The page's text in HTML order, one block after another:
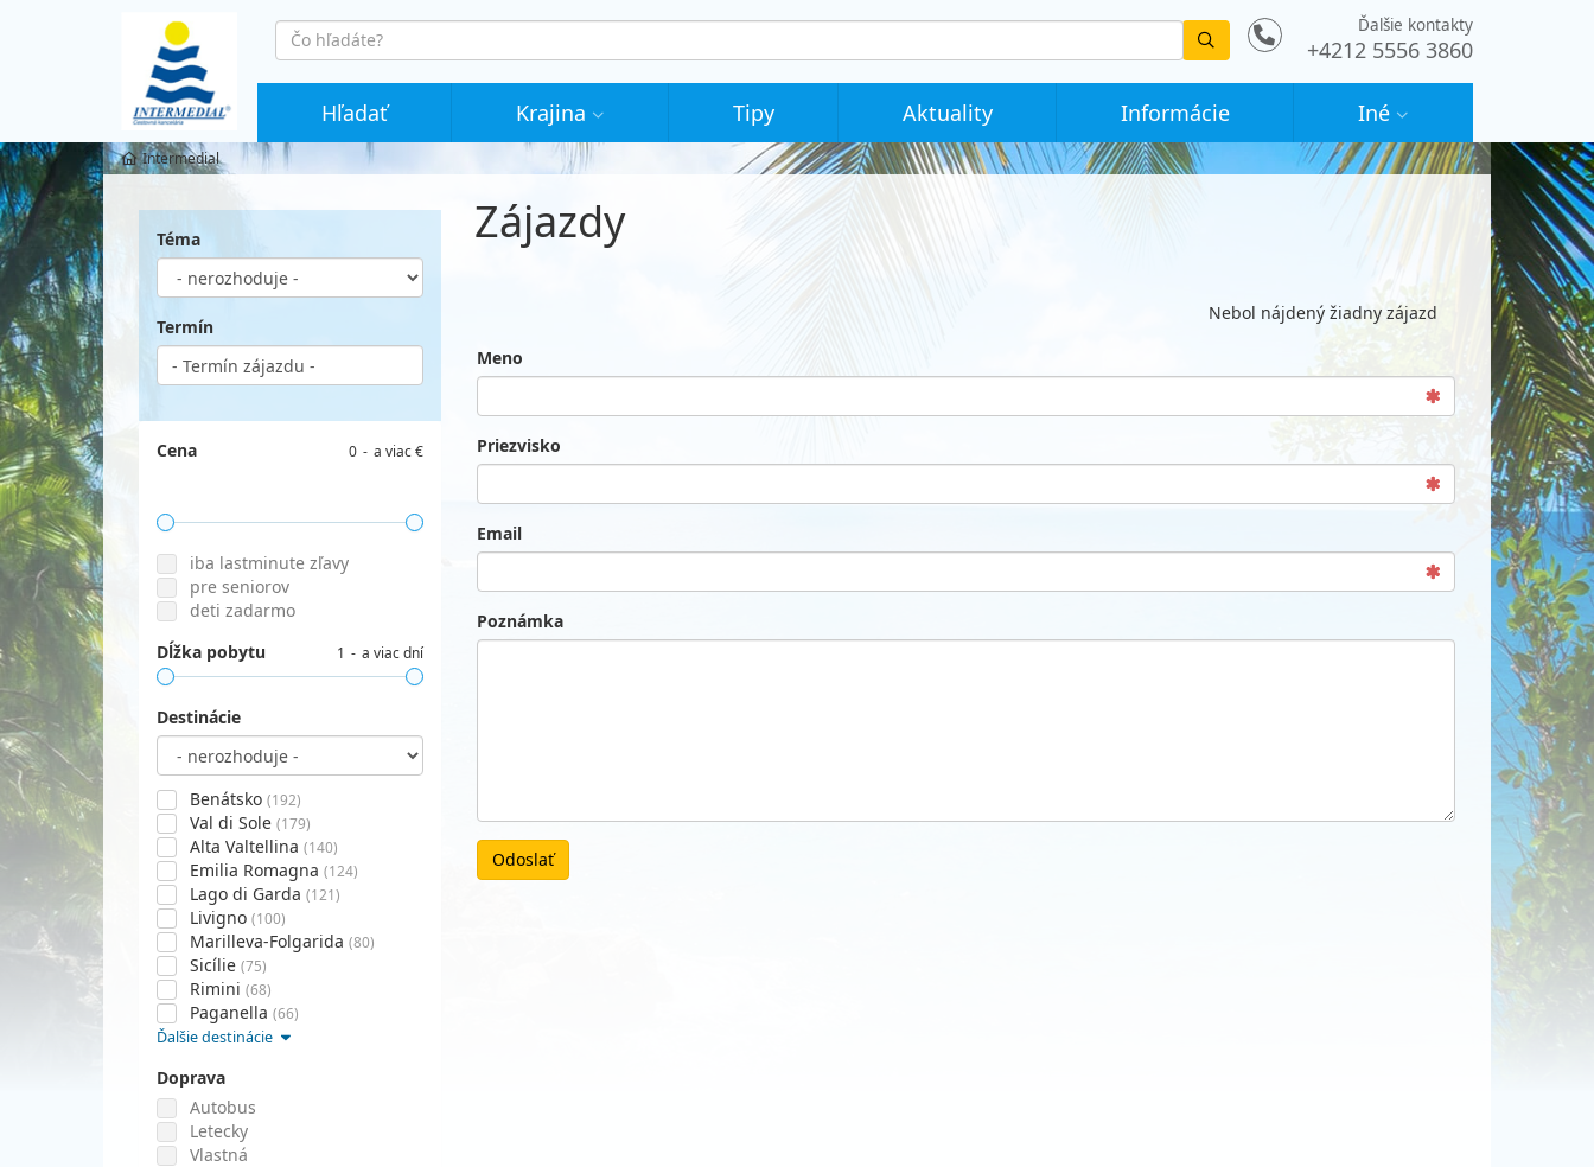
co
hledáte
Vyhledat
Ďalšie kontakty
+4212 5556 3860
Hľadať Krajina Tipy Aktuality Informácie Iné
Intermedial
Zájazdy
Téma
Termín
Cena 0 a viac €
iba lastminute zľavy
pre seniorov
deti zadarmo
Dĺžka pobytu
1 a viac dní
Destinácie
Benátsko (192)
Val di Sole (179)
Alta Valtellina (140)
Emilia Romagna (124)
Lago di Garda (121)
Livigno (100)
Marilleva-Folgarida (80)
Sicílie (75)
Rimini (68)
Paganella (66)
Ďalšie destinácie
Doprava
Autobus
Letecky
Vlastná
Nebol nájdený žiadny zájazd
Meno
Priezvisko
Email
Poznámka
Odoslať